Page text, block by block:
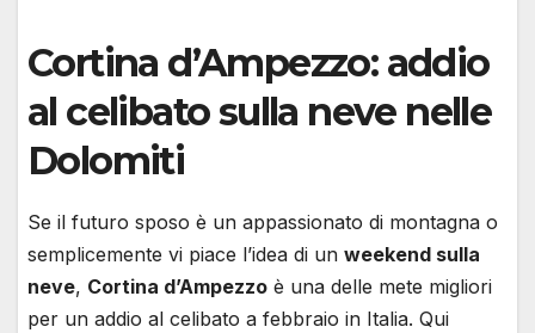
Cortina d’Ampezzo: addio
al celibato sulla neve nelle
Dolomiti
Se il futuro sposo è un appassionato di montagna o
semplicemente vi piace l’idea di un weekend sulla
neve, Cortina d’Ampezzo è una delle mete migliori
per un addio al celibato a febbraio in Italia. Qui